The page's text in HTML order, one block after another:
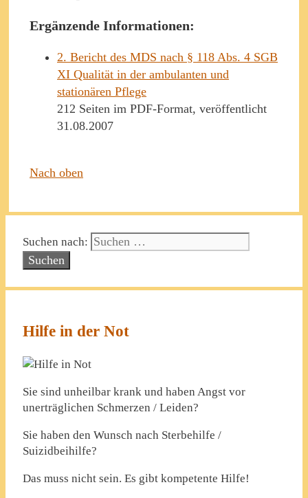
Ergänzende Informationen:
2. Bericht des MDS nach § 118 Abs. 4 SGB
XI Qualität in der ambulanten und
stationären Pflege
212 Seiten im PDF-Format, veröffentlicht
31.08.2007
Nach oben
Suchen nach:
Hilfe in der Not
Sie sind unheilbar krank und haben Angst vor
unerträglichen Schmerzen / Leiden?
Sie haben den Wunsch nach Sterbehilfe /
Suizidbeihilfe?
Das muss nicht sein. Es gibt kompetente Hilfe!